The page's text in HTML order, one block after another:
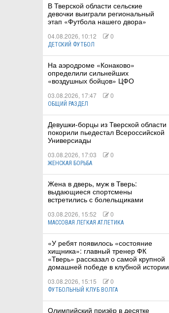
В Тверской области сельские
девочки выиграли региональный
этап «Футбола нашего двора»
04.08.2026, 10:12 0
ДЕТСКИЙ ФУТБОЛ
На аэродроме «Конаково»
определили сильнейших
«воздушных бойцов» ЦФО
03.08.2026, 17:47 0
ОБЩИЙ РАЗДЕЛ
Девушки-борцы из Тверской области
покорили пьедестал Всероссийской
Универсиады
03.08.2026, 17:03 0
ЖЕНСКАЯ БОРЬБА
Жена в дверь, муж в Тверь:
выдающиеся спортсмены
встретились с болельщиками
03.08.2026, 15:52 0
МАССОВАЯ ЛЕГКАЯ АТЛЕТИКА
«У ребят появилось «состояние
хищника»: главный тренер ФК
«Тверь» рассказал о самой крупной
домашней победе в клубной истории
03.08.2026, 15:15 0
ФУТБОЛЬНЫЙ КЛУБ ВОЛГА
Олимпийский призёр в десятке